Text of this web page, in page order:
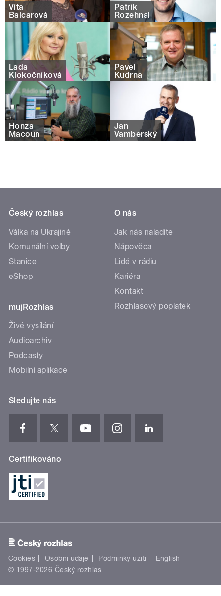
Víta
Balcarová
Patrik
Rozehnal
Lada
Klokočníková
Pavel
Kudrna
Honza
Macoun
Jan
Vamberský
Český rozhlas
Válka na Ukrajině
Komunální volby
Stanice
eShop
mujRozhlas
Živé vysílání
Audioarchiv
Podcasty
Mobilní aplikace
O nás
Jak nás naladíte
Nápověda
Lidé v rádiu
Kariéra
Kontakt
Rozhlasový poplatek
Sledujte nás
Certifikováno
Cookies Osobní údaje Podmínky užití
English
© 1997-2026 Český rozhlas